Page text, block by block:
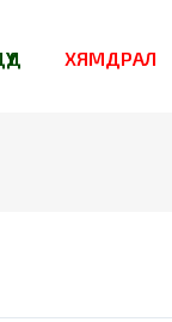
ХЯМДРАЛ